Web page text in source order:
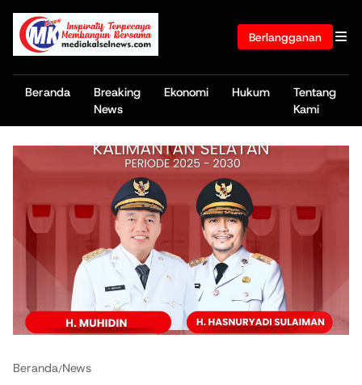
Berlangganan
Beranda
Breaking
News
Ekonomi Hukum
Tentang
Kami
Beranda/News